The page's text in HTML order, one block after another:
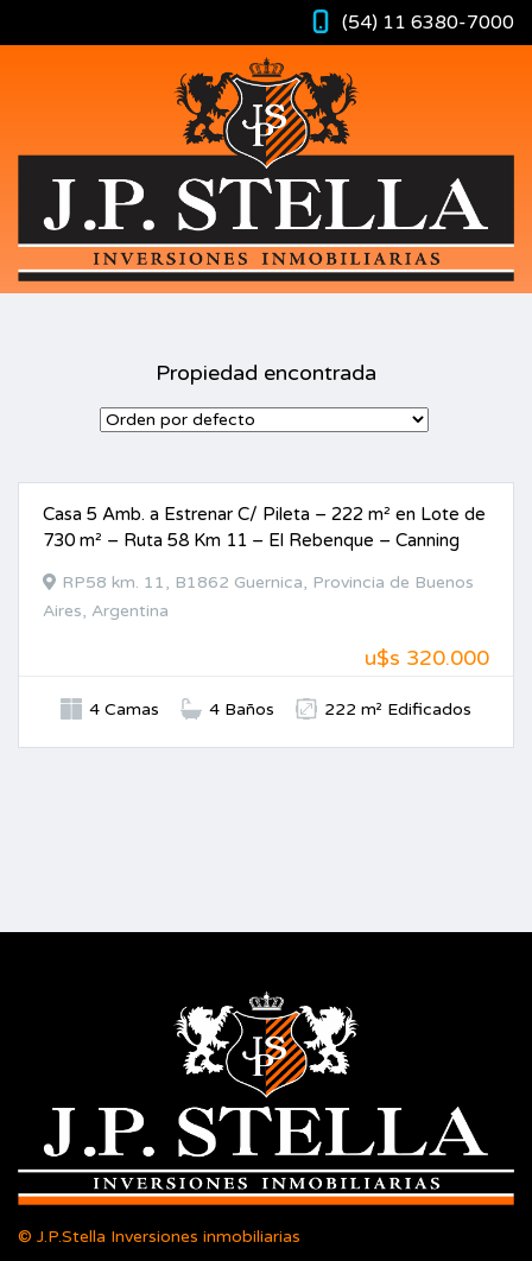
(54) 11 6380-7000
Propiedad encontrada
Casa 5 Amb. a Estrenar C/ Pileta – 222 m² en Lote de
730 m² – Ruta 58 Km 11 – El Rebenque – Canning
RP58 km. 11, B1862 Guernica, Provincia de Buenos
Aires, Argentina
u$s 320.000
4 Camas 4 Baños 222 m² Edificados
© J.P.Stella Inversiones inmobiliarias